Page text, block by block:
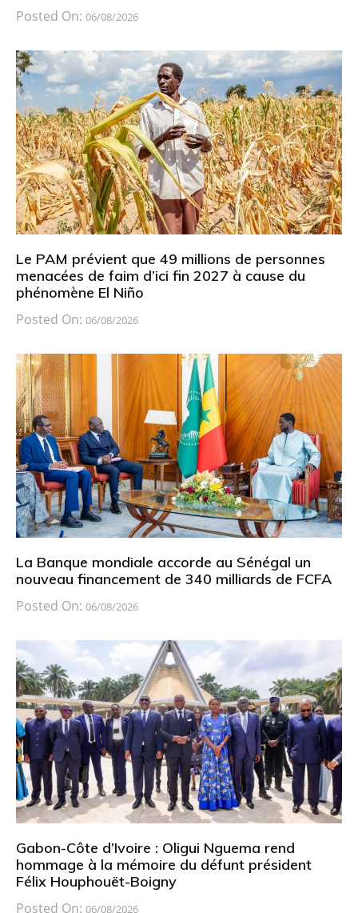
Posted On: 06/08/2026
Le PAM prévient que 49 millions de personnes
menacées de faim d’ici fin 2027 à cause du
phénomène El Niño
Posted On: 06/08/2026
La Banque mondiale accorde au Sénégal un
nouveau financement de 340 milliards de FCFA
Posted On: 06/08/2026
Gabon-Côte d’Ivoire : Oligui Nguema rend
hommage à la mémoire du défunt président
Félix Houphouët-Boigny
Posted On: 06/08/2026